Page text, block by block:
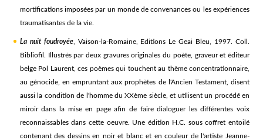
mortifications imposées par un monde de convenances ou les expériences
traumatisantes de la vie.
La nuit foudroyée, Vaison-la-Romaine, Editions Le Geai Bleu, 1997. Coll.
Bibliofil. Illustrés par deux gravures originales du poète, graveur et éditeur
belge Pol Laurent, ces poèmes qui touchent au thème concentrationnaire,
au génocide, en empruntant aux prophètes de l'Ancien Testament, disent
aussi la condition de l'homme du XXème siècle, et utilisent un procédé en
miroir dans la mise en page afin de faire dialoguer les différentes voix
reconnaissables dans cette oeuvre. Une édition H.C. sous coffret entoilé
contenant des dessins en noir et blanc et en couleur de l'artiste Jeanne-